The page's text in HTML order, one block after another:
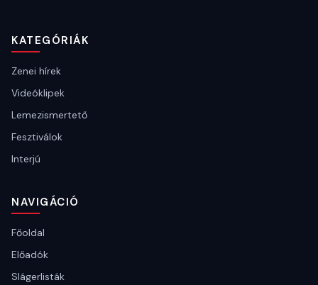
KATEGÓRIÁK
Zenei hírek
Videóklipek
Lemezismertető
Fesztiválok
Interjú
NAVIGÁCIÓ
Főoldal
Előadók
Slágerlisták